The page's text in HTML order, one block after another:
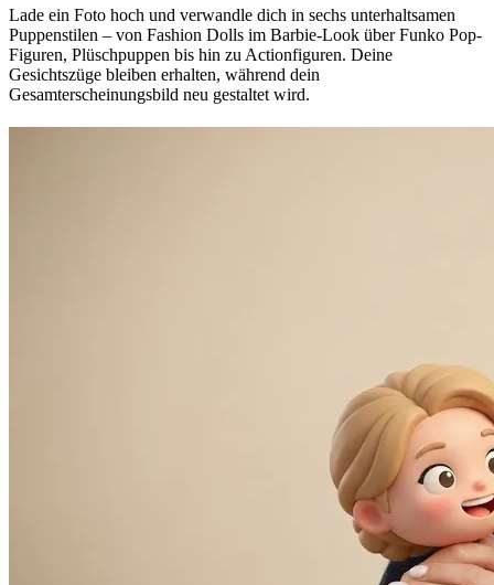
Lade ein Foto hoch und verwandle dich in sechs unterhaltsamen
Puppenstilen – von Fashion Dolls im Barbie-Look über Funko Pop-
Figuren, Plüschpuppen bis hin zu Actionfiguren. Deine
Gesichtszüge bleiben erhalten, während dein
Gesamterscheinungsbild neu gestaltet wird.